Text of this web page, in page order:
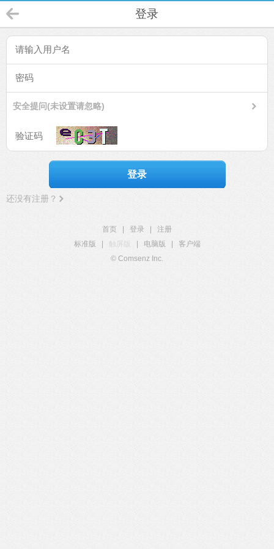
登录
安全提问(未设置请忽略)
登录
还没有注册？
首页 登录
注册
标准版
触屏版 电脑版
客户端
© Comsenz Inc.